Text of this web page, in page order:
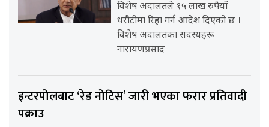
विशेष अदालतले १५ लाख रुपैयाँ
धरौटीमा रिहा गर्न आदेश दिएको छ ।
विशेष अदालतका सदस्यहरू
नारायणप्रसाद
इन्टरपोलबाट ‘रेड नोटिस’ जारी भएका फरार प्रतिवादी
पक्राउ